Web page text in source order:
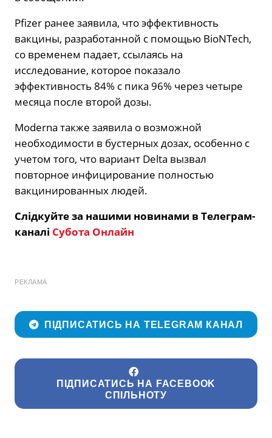
Pfizer ранее заявила, что эффективность
вакцины, разработанной с помощью BioNTech,
со временем падает, ссылаясь на
исследование, которое показало
эффективность 84% с пика 96% через четыре
месяца после второй дозы.
Moderna также заявила о возможной
необходимости в бустерных дозах, особенно с
учетом того, что вариант Delta вызвал
повторное инфицирование полностью
вакцинированных людей.
Слідкуйте за нашими новинами в Телеграм-
каналі Субота Онлайн
РЕКЛАМА
ПІДПИСАТИСЬ НА TELEGRAM КАНАЛ
ПІДПИСАТИСЬ НА FACEBOOK
СПІЛЬНОТУ